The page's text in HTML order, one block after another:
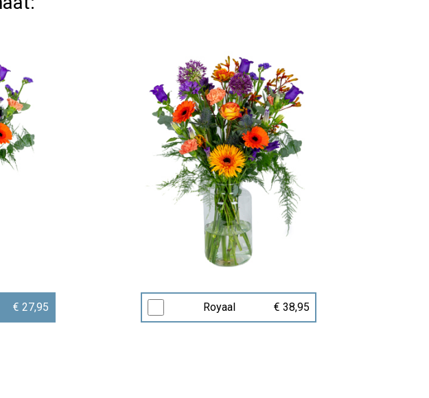
€ 27,95 Royaal € 38,95